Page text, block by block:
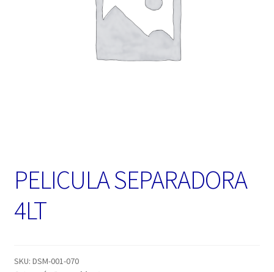
PELICULA SEPARADORA
4LT
SKU: DSM-001-070